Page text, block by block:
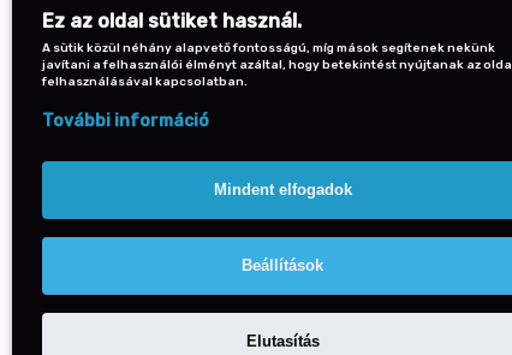
BENSIA
Cardex
Ez az oldal sütiket használ.
A sütik közül néhány alapvető fontosságú, míg mások segítenek nekünk
javítani a felhasználói élményt azáltal, hogy betekintést nyújtanak az oldal
felhasználásával kapcsolatban.
További információ
Mindent elfogadok
Beállítások
Elutasítás